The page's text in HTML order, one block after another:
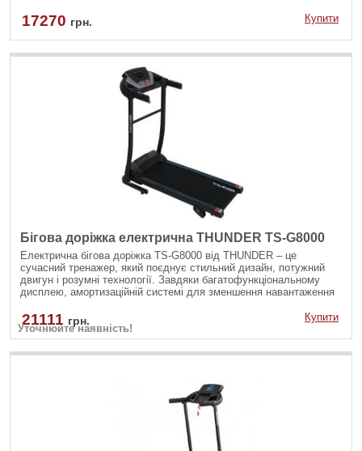
Підлогові колеса полегшать переміщення бігової доріжки з місця
на місце, а підставка ззаду дозволяє розмістити її у
вертикальному положенні.
17270 грн. Купити
Бігова доріжка електрична THUNDER TS-G8000
Електрична бігова доріжка TS-G8000 від THUNDER – це
сучасний тренажер, який поєднує стильний дизайн, потужний
двигун і розумні технології. Завдяки багатофункціональному
дисплею, амортизаційній системі для зменшення навантаження
для спорту вдома чи в залі. TS-G8000 забезпечує комфорт,
продуктивність і мотивацію для досягнення ваших фітнес-цілей!
21111 грн.
Купити
Уточнюйте наявність!